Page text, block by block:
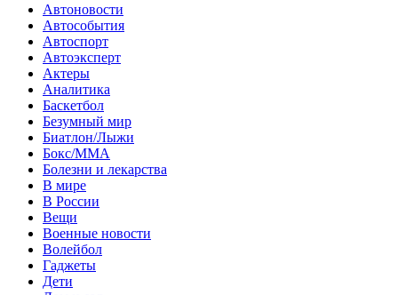
Автоновости
Автособытия
Автоспорт
Автоэксперт
Актеры
Аналитика
Баскетбол
Безумный мир
Биатлон/Лыжи
Бокс/MMA
Болезни и лекарства
В мире
В России
Вещи
Военные новости
Волейбол
Гаджеты
Дети